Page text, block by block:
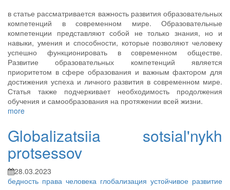
в статье рассматривается важность развития образовательных
компетенций в современном мире. Образовательные
компетенции представляют собой не только знания, но и
навыки, умения и способности, которые позволяют человеку
успешно функционировать в современном обществе.
Развитие образовательных компетенций является
приоритетом в сфере образования и важным фактором для
достижения успеха и личного развития в современном мире.
Статья также подчеркивает необходимость продолжения
обучения и самообразования на протяжении всей жизни.
more
Globalizatsiia sotsial'nykh
protsessov
28.03.2023
бедность права человека глобализация устойчивое развитие